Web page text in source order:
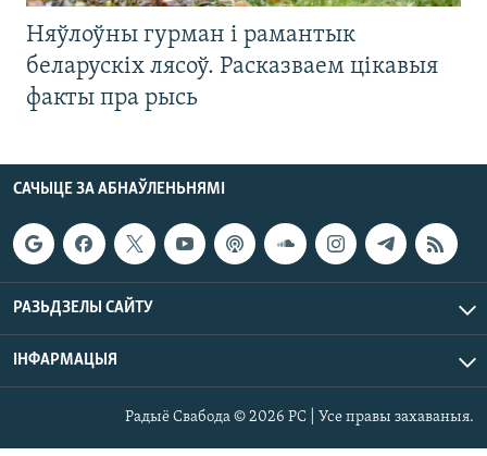
Няўлоўны гурман і рамантык
беларускіх лясоў. Расказваем цікавыя
факты пра рысь
САЧЫЦЕ ЗА АБНАЎЛЕНЬНЯМІ
РАЗЬДЗЕЛЫ САЙТУ
ІНФАРМАЦЫЯ
Радыё Свабода © 2026 РС | Усе правы захаваныя.